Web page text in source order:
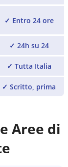
✓ Entro 24 ore
✓ 24h su 24
✓ Tutta Italia
✓ Scritto, prima
Aree di